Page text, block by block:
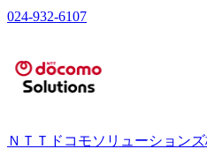
024-932-6107
ＮＴＴドコモソリューション